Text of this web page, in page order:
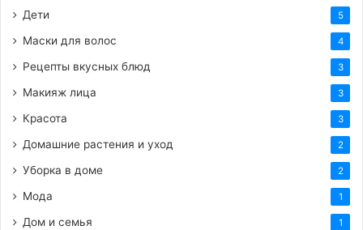
Дети 5
Маски для волос 4
Рецепты вкусных блюд 3
Макияж лица 3
Красота 3
Домашние растения и уход 2
Уборка в доме 2
Мода 1
Дом и семья 1